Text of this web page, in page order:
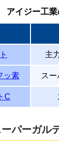
アイジー工
主
ッ素 ス
C
パーガル